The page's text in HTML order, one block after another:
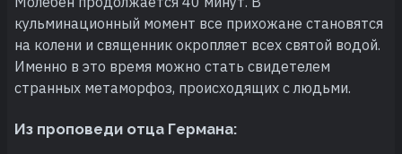
кульминационный момент все прихожане становятся
на колени и священник окропляет всех святой водой.
Именно в это время можно стать свидетелем
странных метаморфоз, происходящих с людьми.
Из проповеди отца Германа: